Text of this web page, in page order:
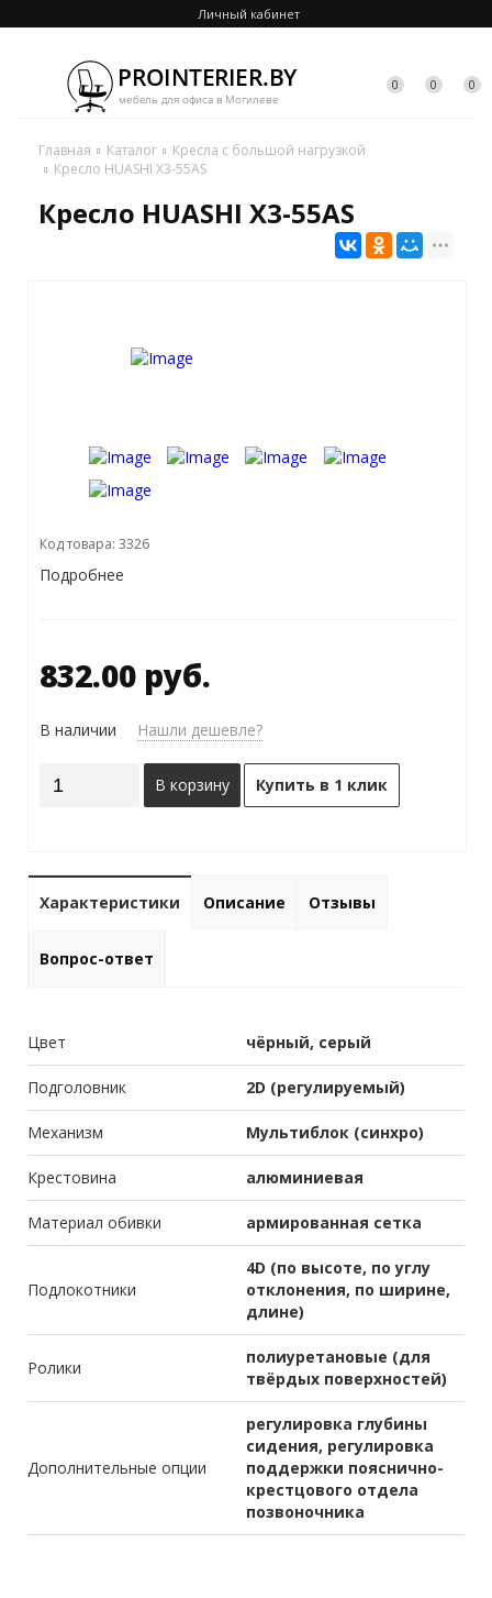
Личный кабинет
0 0 0
Главная Каталог
Кресла с большой нагрузкой
Кресло HUASHI X3-55AS
Кресло HUASHI X3-55AS
Код товара: 3326
Подробнее
832.00 руб.
В наличии Нашли дешевле?
В корзину Купить в 1 клик
Характеристики Описание Отзывы
Вопрос-ответ
Цвет чёрный, серый
Подголовник 2D (регулируемый)
Механизм Мультиблок (синхро)
Крестовина алюминиевая
Материал обивки армированная сетка
Подлокотники
4D (по высоте, по углу
отклонения, по ширине,
длине)
Ролики
полиуретановые (для
твёрдых поверхностей)
Дополнительные опции
регулировка глубины
сидения, регулировка
поддержки пояснично-
крестцового отдела
позвоночника